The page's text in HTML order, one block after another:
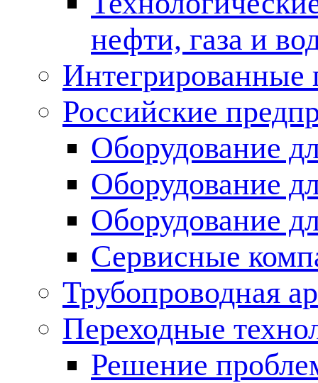
нефти, газа и
Российские
Оборудование
Оборудование
Оборудование
Сервисные
Трубопроводная
Переходные
Решение